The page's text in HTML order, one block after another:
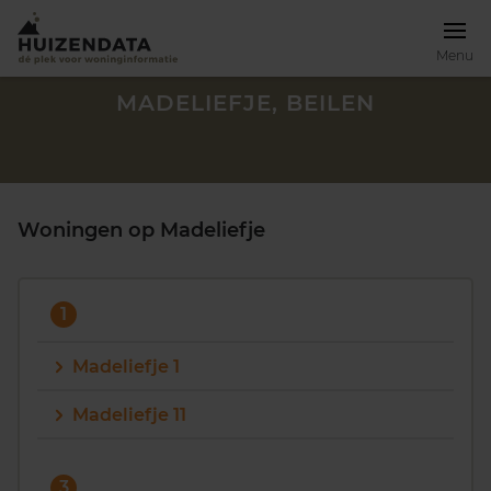
Menu
MADELIEFJE, BEILEN
Woningen op Madeliefje
1
Madeliefje 1
Madeliefje 11